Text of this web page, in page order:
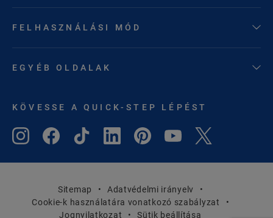
FELHASZNÁLÁSI MÓD
EGYÉB OLDALAK
KÖVESSE A QUICK-STEP LÉPÉST
Sitemap
Adatvédelmi irányelv
Cookie-k használatára vonatkozó szabályzat
Jognyilatkozat
Sütik beállítása